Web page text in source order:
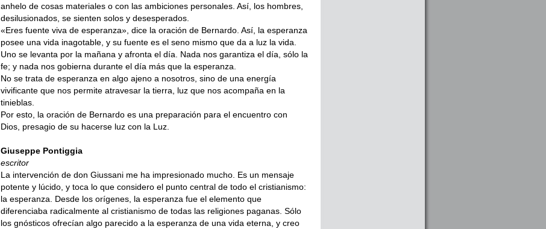
anhelo de cosas materiales o con las ambiciones personales. Así, los hombres,
desilusionados, se sienten solos y desesperados.
«Eres fuente viva de esperanza», dice la oración de Bernardo. Así, la esperanza
posee una vida inagotable, y su fuente es el seno mismo que da a luz la vida.
Uno se levanta por la mañana y afronta el día. Nada nos garantiza el día, sólo la
fe; y nada nos gobierna durante el día más que la esperanza.
No se trata de esperanza en algo ajeno a nosotros, sino de una energía
vivificante que nos permite atravesar la tierra, luz que nos acompaña en la
tinieblas.
Por esto, la oración de Bernardo es una preparación para el encuentro con
Dios, presagio de su hacerse luz con la Luz.
Giuseppe Pontiggia
escritor
La intervención de don Giussani me ha impresionado mucho. Es un mensaje
potente y lúcido, y toca lo que considero el punto central de todo el cristianismo:
la esperanza. Desde los orígenes, la esperanza fue el elemento que
diferenciaba radicalmente al cristianismo de todas las religiones paganas. Sólo
los gnósticos ofrecían algo parecido a la esperanza de una vida eterna, y creo